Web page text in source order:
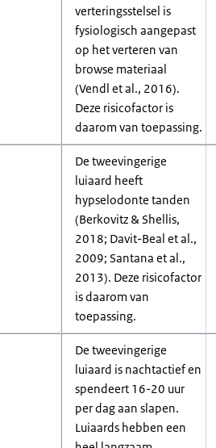
verteringsstelsel is
fysiologisch aangepast
op het verteren van
browse materiaal
(Vendl et al., 2016).
Deze risicofactor is
daarom van toepassing.
De tweevingerige
luiaard heeft
hypselodonte tanden
(Berkovitz & Shellis,
2018; Davit-Beal et al.,
2009; Santana et al.,
2013). Deze risicofactor
is daarom van
toepassing.
De tweevingerige
luiaard is nachtactief en
spendeert 16-20 uur
per dag aan slapen.
Luiaards hebben een